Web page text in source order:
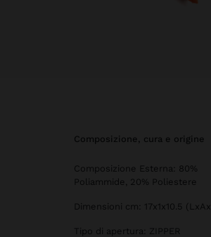
composizione, cura e origine
Composizione Esterna: 80%
Poliammide, 20% Poliestere
Dimensioni cm: 17x1x10.5
Tipo di apertura: ZIPPER